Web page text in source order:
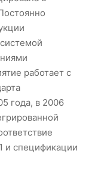
работает с
года, в 2006
и спецификации